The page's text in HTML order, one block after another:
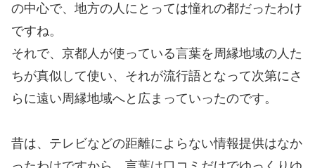
の中心で、地方の人にとっては憧れの都だったわけ
ですね。
それで、京都人が使っている言葉を周縁地域の人た
ちが真似して使い、それが流行語となって次第にさ
らに遠い周縁地域へと広まっていったのです。
昔は、テレビなどの距離によらない情報提供はなか